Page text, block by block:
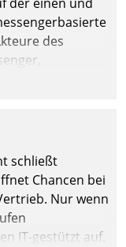
des
oder
schließt
Chancen bei
Nur wenn
IT-gestützt auf.